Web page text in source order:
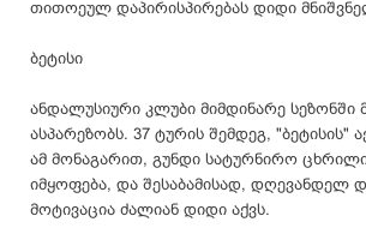
თითოეულ დაპირისპირებას დიდი
ბეტისი
ანდალუსიური კლუბი მიმდინარე სეზონში
ასპარეზობს. 37 ტურის შემდეგ, "ბეტისის"
ამ მონაგარით, გუნდი სატურნირო
იმყოფება, და შესაბამისად, დღევანდელ
მოტივაცია ძალიან დიდი აქვს.